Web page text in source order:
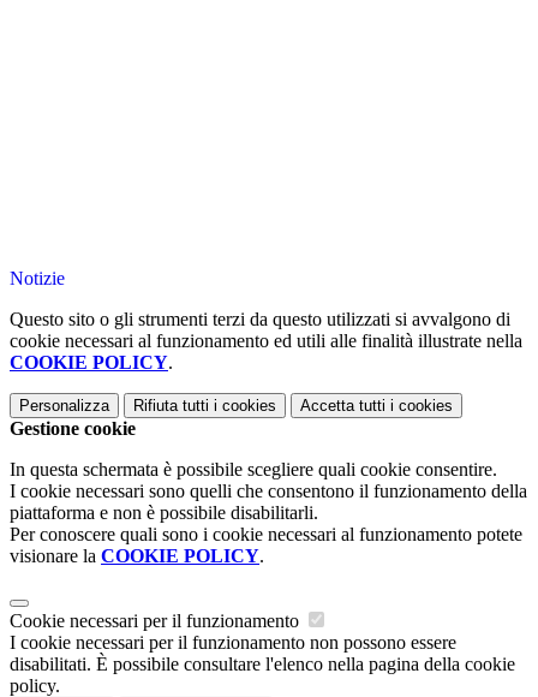
Notizie
Questo sito o gli strumenti terzi da questo utilizzati si avvalgono di
cookie necessari al funzionamento ed utili alle finalità illustrate nella
COOKIE POLICY.
Personalizza Rifiuta tutti i cookies Accetta tutti i cookies
Gestione cookie
In questa schermata è possibile scegliere quali cookie consentire.
I cookie necessari sono quelli che consentono il funzionamento della
piattaforma e non è possibile disabilitarli.
Per conoscere quali sono i cookie necessari al funzionamento potete
visionare la COOKIE POLICY.
Cookie necessari per il funzionamento
I cookie necessari per il funzionamento non possono essere
disabilitati. È possibile consultare l'elenco nella pagina della cookie
policy.